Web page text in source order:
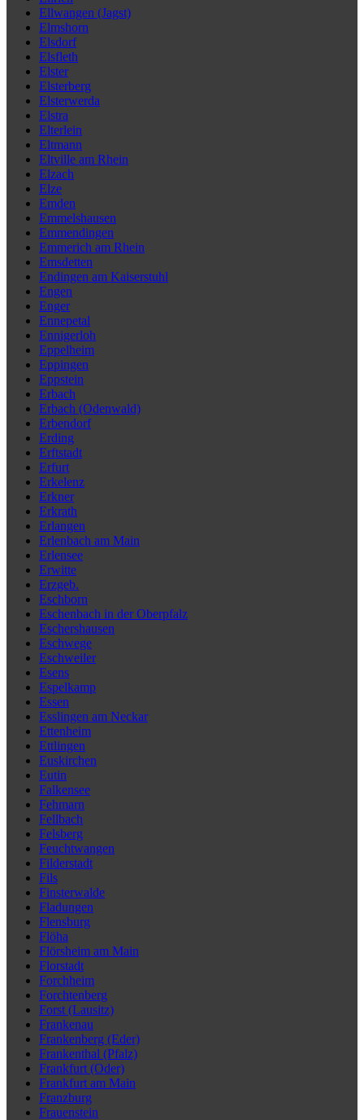
Ellwangen (Jagst)
Elmshorn
Elsdorf
Elsfleth
Elster
Elsterberg
Elsterwerda
Elstra
Elterlein
Eltmann
Eltville am Rhein
Elzach
Elze
Emden
Emmelshausen
Emmendingen
Emmerich am Rhein
Emsdetten
Endingen am Kaiserstuhl
Engen
Enger
Ennepetal
Ennigerloh
Eppelheim
Eppingen
Eppstein
Erbach
Erbach (Odenwald)
Erbendorf
Erding
Erftstadt
Erfurt
Erkelenz
Erkner
Erkrath
Erlangen
Erlenbach am Main
Erlensee
Erwitte
Erzgeb.
Eschborn
Eschenbach in der Oberpfalz
Eschershausen
Eschwege
Eschweiler
Esens
Espelkamp
Essen
Esslingen am Neckar
Ettenheim
Ettlingen
Euskirchen
Eutin
Falkensee
Fehmarn
Fellbach
Felsberg
Feuchtwangen
Filderstadt
Fils
Finsterwalde
Fladungen
Flensburg
Flöha
Flörsheim am Main
Florstadt
Forchheim
Forchtenberg
Forst (Lausitz)
Frankenau
Frankenberg (Eder)
Frankenthal (Pfalz)
Frankfurt (Oder)
Frankfurt am Main
Franzburg
Frauenstein